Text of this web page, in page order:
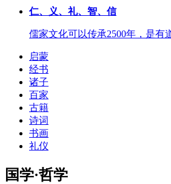
仁、义、礼、智、信
儒家文化可以传承2500年，是有
启蒙
经书
诸子
百家
古籍
诗词
书画
礼仪
国学·哲学